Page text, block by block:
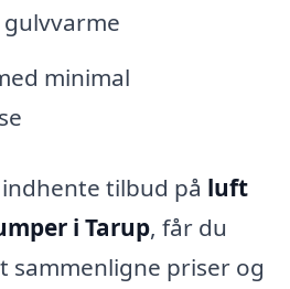
minimal
tilbud på luft
i Tarup, får du
sammenligne priser og